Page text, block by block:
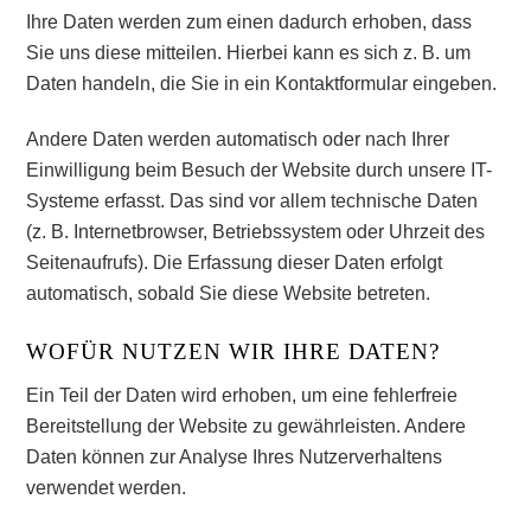
Ihre Daten werden zum einen dadurch erhoben, dass
Sie uns diese mitteilen. Hierbei kann es sich z. B. um
Daten handeln, die Sie in ein Kontaktformular eingeben.
Andere Daten werden automatisch oder nach Ihrer
Einwilligung beim Besuch der Website durch unsere IT-
Systeme erfasst. Das sind vor allem technische Daten
(z. B. Internetbrowser, Betriebssystem oder Uhrzeit des
Seitenaufrufs). Die Erfassung dieser Daten erfolgt
automatisch, sobald Sie diese Website betreten.
WOFÜR NUTZEN WIR IHRE DATEN?
Ein Teil der Daten wird erhoben, um eine fehlerfreie
Bereitstellung der Website zu gewährleisten. Andere
Daten können zur Analyse Ihres Nutzerverhaltens
verwendet werden.